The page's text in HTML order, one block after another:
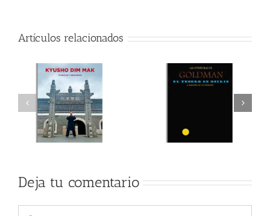
Artículos relacionados
Deja tu comentario
Comentar